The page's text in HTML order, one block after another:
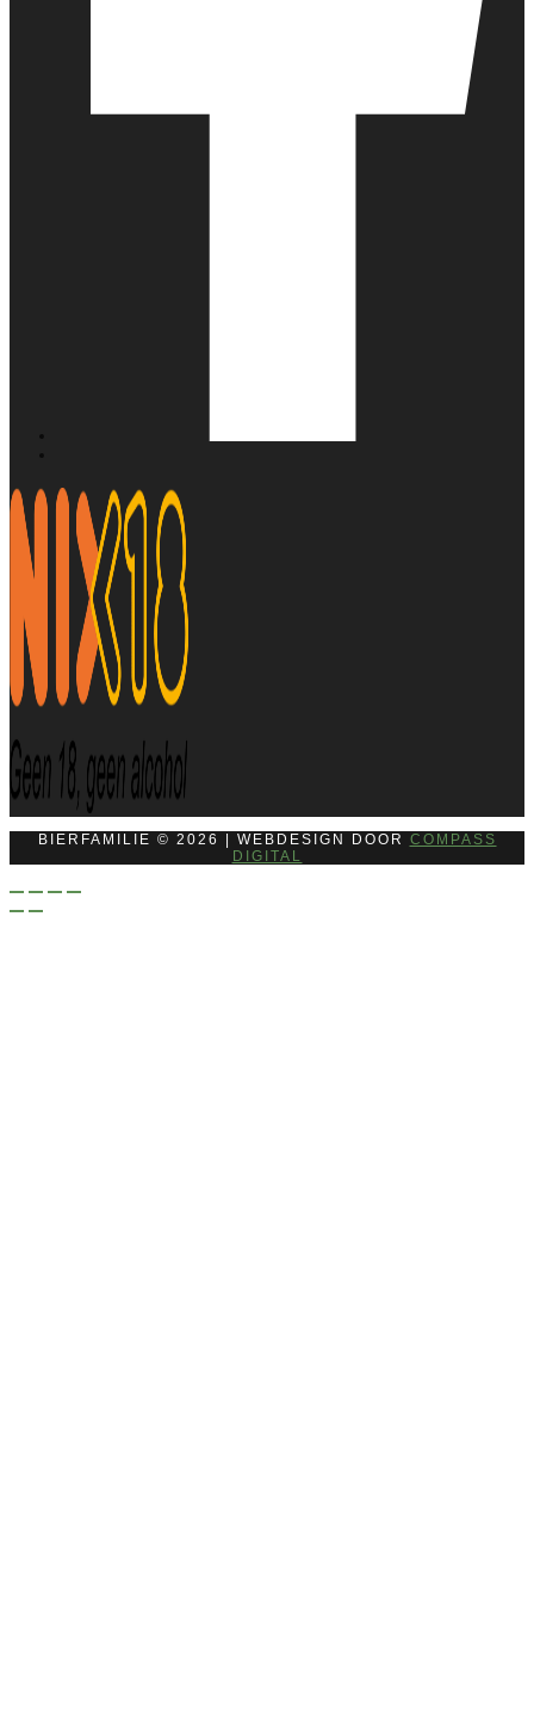
BIERFAMILIE © 2026 | WEBDESIGN DOOR COMPASS
DIGITAL